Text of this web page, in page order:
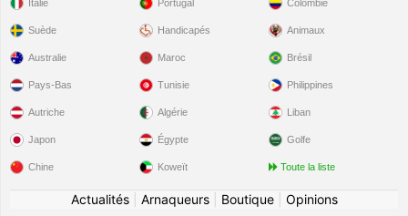
Italie
Suède
Portugal
Handicapés
Colombie
Animaux
Australie
Pays-Bas
Autriche
Japon
Chine
Maroc
Tunisie
Algérie
Égypte
Koweït
Brésil
Philippines
Liban
Golfe
Toute la liste
Actualités| Arnaqueurs| Boutique| Opinions